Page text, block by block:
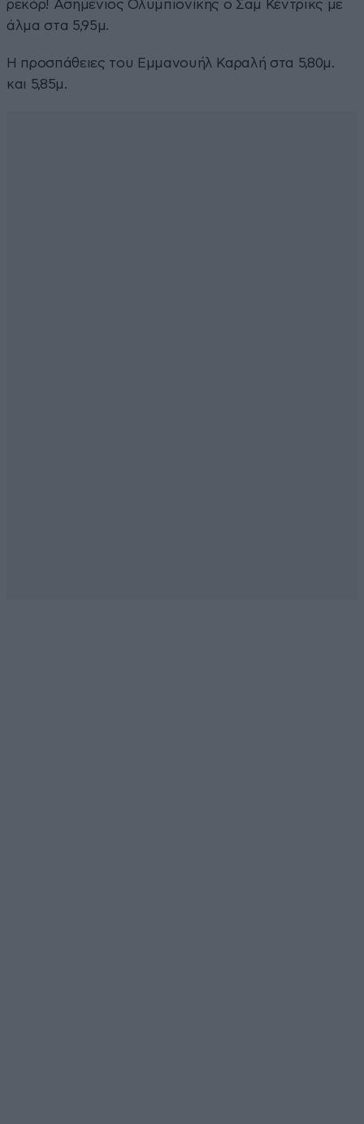
ρεκόρ! Ασημένιος Ολυμπιονίκης ο Σαμ Κέντρικς με
άλμα στα 5,95μ.
Η προσπάθειες του Εμμανουήλ Καραλή στα 5,80μ.
και 5,85μ.